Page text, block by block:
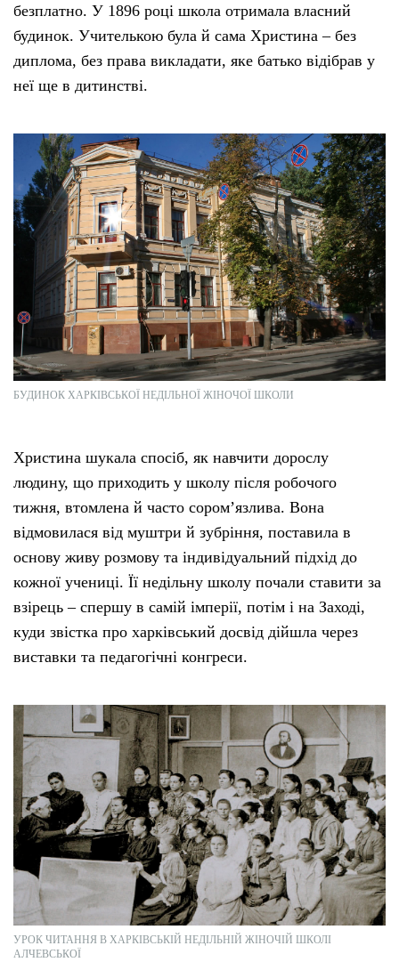
безплатно. У 1896 році школа отримала власний
будинок. Учителькою була й сама Христина – без
диплома, без права викладати, яке батько відібрав у
неї ще в дитинстві.
БУДИНОК ХАРКІВСЬКОЇ НЕДІЛЬНОЇ ЖІНОЧОЇ ШКОЛИ
Христина шукала спосіб, як навчити дорослу
людину, що приходить у школу після робочого
тижня, втомлена й часто соромʼязлива. Вона
відмовилася від муштри й зубріння, поставила в
основу живу розмову та індивідуальний підхід до
кожної учениці. Її недільну школу почали ставити за
взірець – спершу в самій імперії, потім і на Заході,
куди звістка про харківський досвід дійшла через
виставки та педагогічні конгреси.
УРОК ЧИТАННЯ В ХАРКІВСЬКІЙ НЕДІЛЬНІЙ ЖІНОЧІЙ ШКОЛІ
АЛЧЕВСЬКОЇ